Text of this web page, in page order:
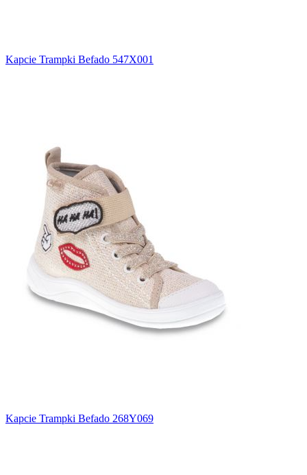
Kapcie Trampki Befado 547X001
Kapcie Trampki Befado 268Y069